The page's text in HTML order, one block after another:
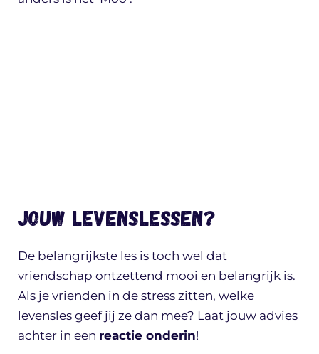
Jouw levenslessen?
De belangrijkste les is toch wel dat
vriendschap ontzettend mooi en belangrijk is.
Als je vrienden in de stress zitten, welke
levensles geef jij ze dan mee? Laat jouw advies
achter in een reactie onderin!